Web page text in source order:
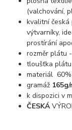
(valchování,
kvalitní česká
výtvarníky,
prostírání
rozměr plátu -
tloušťka
materiál
gramáž 165g/
k dispozici v
ČESKÁ